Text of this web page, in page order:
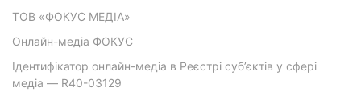
ТОВ «ФОКУС МЕДІА»
Онлайн-медіа ФОКУС
Ідентифікатор онлайн-медіа в Реєстрі суб’єктів у сфері
медіа — R40-03129